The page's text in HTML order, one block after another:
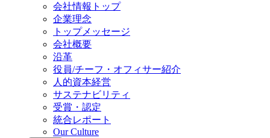
会社情報トップ
企業理念
トップメッセージ
会社概要
沿革
役員/チーフ・オフィサー紹介
人的資本経営
サステナビリティ
受賞・認定
統合レポート
Our Culture